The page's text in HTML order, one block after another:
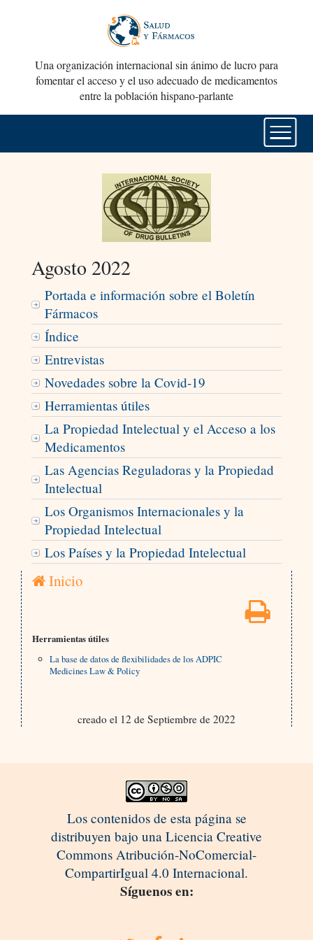
Una organización internacional sin ánimo de lucro para
fomentar el acceso y el uso adecuado de medicamentos
entre la población hispano-parlante
Agosto 2022
Portada e información sobre el Boletín
Fármacos
Índice
Entrevistas
Novedades sobre la Covid-19
Herramientas útiles
La Propiedad Intelectual y el Acceso a los
Medicamentos
Las Agencias Reguladoras y la Propiedad
Intelectual
Los Organismos Internacionales y la
Propiedad Intelectual
Los Países y la Propiedad Intelectual
Inicio
Herramientas útiles
La base de datos de flexibilidades de los ADPIC
Medicines Law & Policy
creado el 12 de Septiembre de 2022
Los contenidos de esta página se
distribuyen bajo una Licencia Creative
Commons Atribución-NoComercial-
CompartirIgual 4.0 Internacional.
Síguenos en: